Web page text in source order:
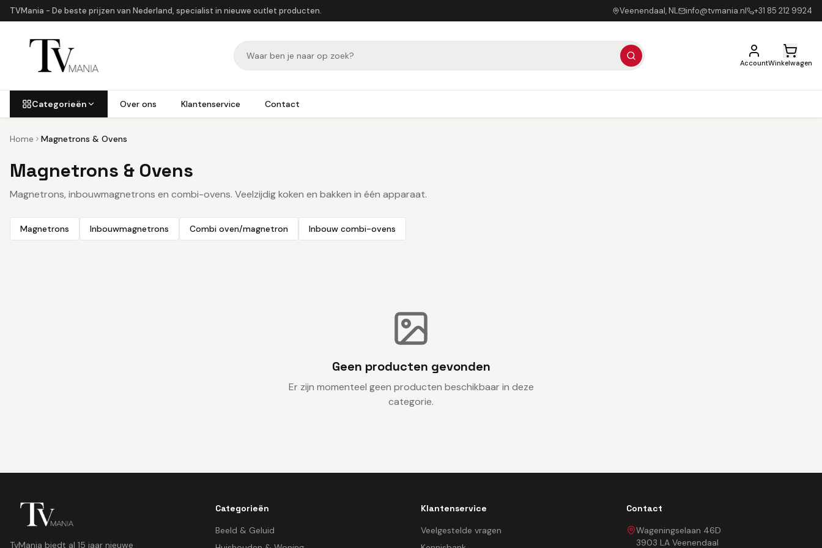
TVMania - De beste prijzen van Nederland, specialist in nieuwe outlet producten. Veenendaal, NL info@tvmania.nl +31 85 212 9924
AccountWinkelwagen
Categorieën Over ons Klantenservice Contact
Home Magnetrons & Ovens
Magnetrons & Ovens
Magnetrons, inbouwmagnetrons en combi-ovens. Veelzijdig koken en bakken in één apparaat.
Magnetrons Inbouwmagnetrons Combi oven/magnetron Inbouw combi-ovens
Geen producten gevonden
Er zijn momenteel geen producten beschikbaar in deze
categorie.
TvMania biedt al 15 jaar nieuwe
Categorieën
Beeld & Geluid
Klantenservice
Veelgestelde vragen
Contact
Wageningselaan 46D
3903 LA Veenendaal